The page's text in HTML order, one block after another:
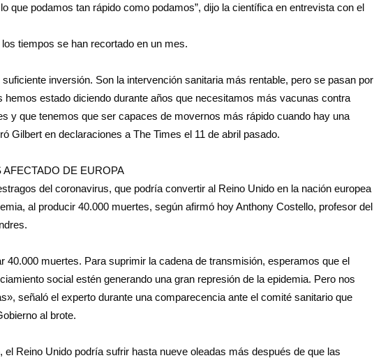
que podamos tan rápido como podamos”, dijo la científica en entrevista con el
tiempos se han recortado en un mes.
inversión. Son la intervención sanitaria más rentable, pero se pasan por
hemos estado diciendo durante años que necesitamos más vacunas contra
y que tenemos que ser capaces de movernos más rápido cuando hay una
Gilbert en declaraciones a The Times el 11 de abril pasado.
DE EUROPA
del coronavirus, que podría convertir al Reino Unido en la nación europea
al producir 40.000 muertes, según afirmó hoy Anthony Costello, profesor del
40.000 muertes. Para suprimir la cadena de transmisión, esperamos que el
social estén generando una gran represión de la epidemia. Pero nos
señaló el experto durante una comparecencia ante el comité sanitario que
al brote.
el Reino Unido podría sufrir hasta nueve oleadas más después de que las